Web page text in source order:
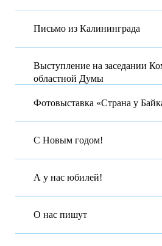
Письмо из Калининграда
Выступление на заседании
областной Думы
Фотовыставка «Страна у
С Новым годом!
А у нас юбилей!
О нас пишут